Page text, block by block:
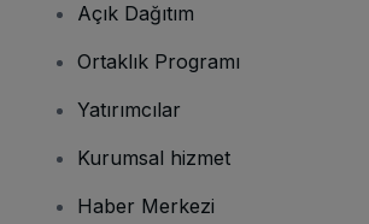
Açık Dağıtım
Ortaklık Programı
Yatırımcılar
Kurumsal hizmet
Haber Merkezi